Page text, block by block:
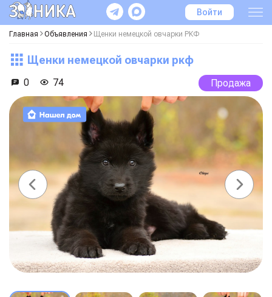
Войти
Главная Объявления Щенки немецкой овчарки РКФ
Щенки немецкой овчарки ркф
0 74 Продажа